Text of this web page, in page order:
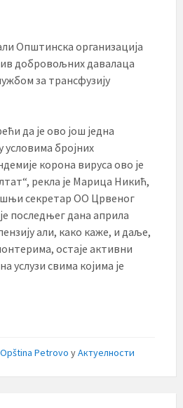
Општинска организација
добровољних давалаца
за трансфузију
да је ово још једна
условима бројних
корона вируса ово је
рекла је Марица Никић,
секретар ОО Црвеног
последњег дана априла
али, како каже, и даље,
остаје активни
услузи свима којима је
Opština Petrovo уАктуелности